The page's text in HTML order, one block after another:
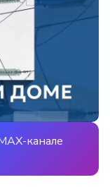
канале